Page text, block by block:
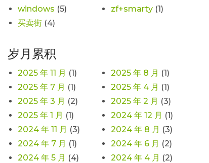
windows (5) zf+smarty (1)
买卖街 (4)
岁月累积
2025 年 11 月 (1) 2025 年 8 月 (1)
2025 年 7 月 (1) 2025 年 4 月 (1)
2025 年 3 月 (2) 2025 年 2 月 (3)
2025 年 1 月 (1) 2024 年 12 月 (1)
2024 年 11 月 (3) 2024 年 8 月 (3)
2024 年 7 月 (1) 2024 年 6 月 (2)
2024 年 5 月 (4) 2024 年 4 月 (2)